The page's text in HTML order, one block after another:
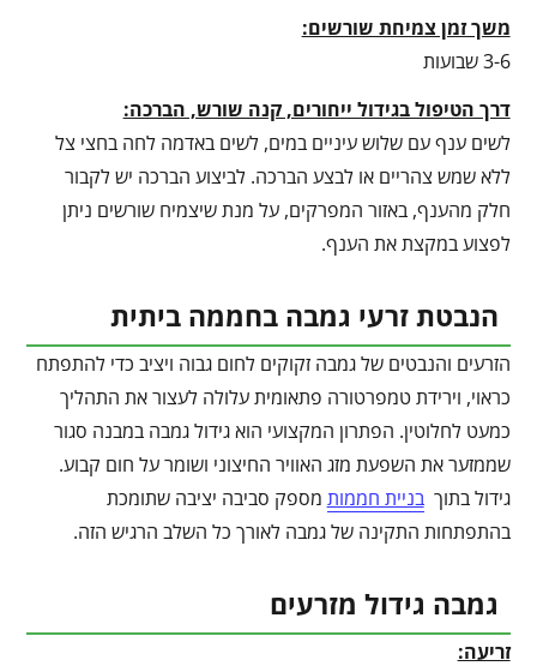
משך זמן צמיחת שורשים:
3-6 שבועות
דרך הטיפול בגידול ייחורים, קנה שורש, הברכה:
לשים ענף עם שלוש עיניים במים, לשים באדמה לחה בחצי צל
ללא שמש צהריים או לבצע הברכה. לביצוע הברכה יש לקבור
חלק מהענף, באזור המפרקים, על מנת שיצמיח שורשים ניתן
לפצוע במקצת את הענף.
הנבטת זרעי גמבה בחממה ביתית
הזרעים והנבטים של גמבה זקוקים לחום גבוה ויציב כדי להתפתח
כראוי, וירידת טמפרטורה פתאומית עלולה לעצור את התהליך
כמעט לחלוטין. הפתרון המקצועי הוא גידול גמבה במבנה סגור
שממזער את השפעת מזג האוויר החיצוני ושומר על חום קבוע.
גידול בתוךבניית חממות מספק סביבה יציבה שתומכת
בהתפתחות התקינה של גמבה לאורך כל השלב הרגיש הזה.
גמבה גידול מזרעים
זריעה: